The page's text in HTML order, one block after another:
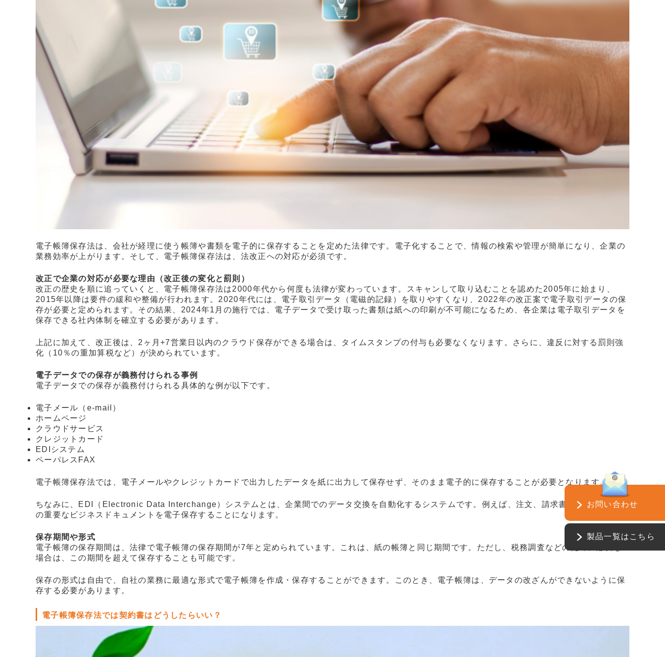
電子帳簿保存法は、会社が経理に使う帳簿や書類を電子的に保存することを定めた法律です。電子化することで、情報の検索や管理が簡単になり、企業の
業務効率が上がります。そして、電子帳簿保存法は、法改正への対応が必須です。
改正で企業の対応が必要な理由（改正後の変化と罰則）
改正の歴史を順に追っていくと、電子帳簿保存法は2000年代から何度も法律が変わっています。スキャンして取り込むことを認めた2005年に始まり、
2015年以降は要件の緩和や整備が行われます。2020年代には、電子取引データ（電磁的記録）を取りやすくなり、2022年の改正案で電子取引データの保
存が必要と定められます。その結果、2024年1月の施行では、電子データで受け取った書類は紙への印刷が不可能になるため、各企業は電子取引データを
保存できる社内体制を確立する必要があります。
上記に加えて、改正後は、2ヶ月+7営業日以内のクラウド保存ができる場合は、タイムスタンプの付与も必要なくなります。さらに、違反に対する罰則強
化（10％の重加算税など）が決められています。
電子データでの保存が義務付けられる事例
電子データでの保存が義務付けられる具体的な例が以下です。
電子メール（e-mail）
ホームページ
クラウドサービス
クレジットカード
EDIシステム
ペーパレスFAX
電子帳簿保存法では、電子メールやクレジットカードで出力したデータを紙に出力して保存せず、そのまま電子的に保存することが必要となります。
ちなみに、EDI（Electronic Data Interchange）システムとは、企業間でのデータ交換を自動化するシステムです。例えば、注文、請求書、出荷通知など
の重要なビジネスドキュメントを電子保存することになります。
保存期間や形式
電子帳簿の保存期間は、法律で電子帳簿の保存期間が7年と定められています。これは、紙の帳簿と同じ期間です。ただし、税務調査などのために必要な
場合は、この期間を超えて保存することも可能です。
保存の形式は自由で、自社の業務に最適な形式で電子帳簿を作成・保存することができます。このとき、電子帳簿は、データの改ざんができないように保
存する必要があります。
電子帳簿保存法では契約書はどうしたらいい？
お問い合わせ
製品一覧はこちら